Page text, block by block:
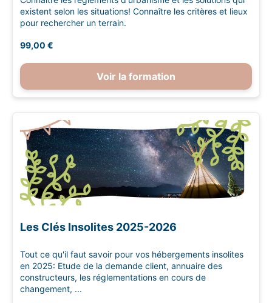
existent selon les situations! Connaître les critères et lieux
pour rechercher un terrain.
99,00 €
Voir la formation
Les Clés Insolites 2025-2026
Tout ce qu'il faut savoir pour vos hébergements insolites
en 2025: Etude de la demande client, annuaire des
constructeurs, les réglementations en cours de
changement, ...